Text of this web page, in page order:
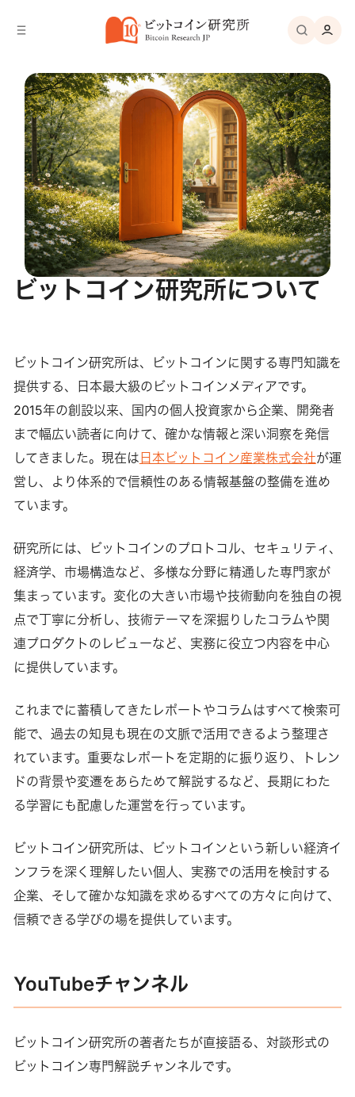
ビットコイン研究所について
ビットコイン研究所は、ビットコインに関する専門知識を
提供する、日本最大級のビットコインメディアです。
2015年の創設以来、国内の個人投資家から企業、開発者
まで幅広い読者に向けて、確かな情報と深い洞察を発信
してきました。現在は日本ビットコイン産業株式会社が運
営し、より体系的で信頼性のある情報基盤の整備を進め
ています。
研究所には、ビットコインのプロトコル、セキュリティ、
経済学、市場構造など、多様な分野に精通した専門家が
集まっています。変化の大きい市場や技術動向を独自の視
点で丁寧に分析し、技術テーマを深掘りしたコラムや関
連プロダクトのレビューなど、実務に役立つ内容を中心
に提供しています。
これまでに蓄積してきたレポートやコラムはすべて検索可
能で、過去の知見も現在の文脈で活用できるよう整理さ
れています。重要なレポートを定期的に振り返り、トレン
ドの背景や変遷をあらためて解説するなど、長期にわた
る学習にも配慮した運営を行っています。
ビットコイン研究所は、ビットコインという新しい経済イ
ンフラを深く理解したい個人、実務での活用を検討する
企業、そして確かな知識を求めるすべての方々に向けて、
信頼できる学びの場を提供しています。
YouTubeチャンネル
ビットコイン研究所の著者たちが直接語る、対談形式の
ビットコイン専門解説チャンネルです。